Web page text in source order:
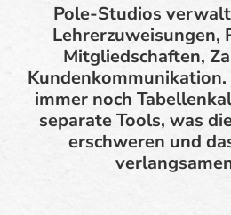
Pole-Studios
Lehrerzuweisungen,
Mitgliedschaften,
immer noch
separate Tools, was
erschweren und